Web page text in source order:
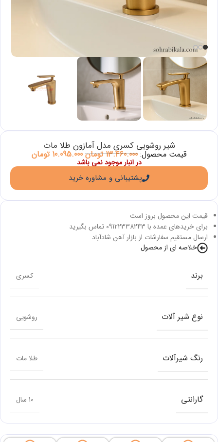
قیمت این محصول بروز است
برای خریدهای عمده با 09122338243 تماس بگیرید
ارسال مستقیم سفارشات از بازار آهن شادآباد
خلاصه ای از محصول
برند کسری
نوع شیر آلات روشویی
رنگ شیرآلات طلا مات
گارانتی 10 سال
شیر روشویی کسری مدل آمازون طلا مات
قیمت محصول:13.460.000 تومان 10.095.000 تومان
در انبار موجود نمی باشد
پشتیبانی و مشاوره خرید